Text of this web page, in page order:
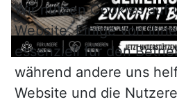
Wir nutzen Cookies auf
Website. Einige von
essenziell für den
während andere uns
Website und die